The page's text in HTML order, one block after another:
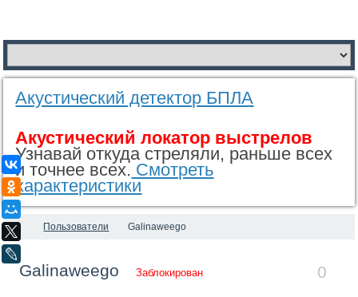
ВКонтакте
Одноклассники
Мой Мир
Акустический детектор БПЛА
Акустический локатор выстрелов
Узнавай откуда стреляли, раньше всех
и точнее всех. Смотреть
характеристики
Пользователи Galinaweego
0
Galinaweego Заблокирован